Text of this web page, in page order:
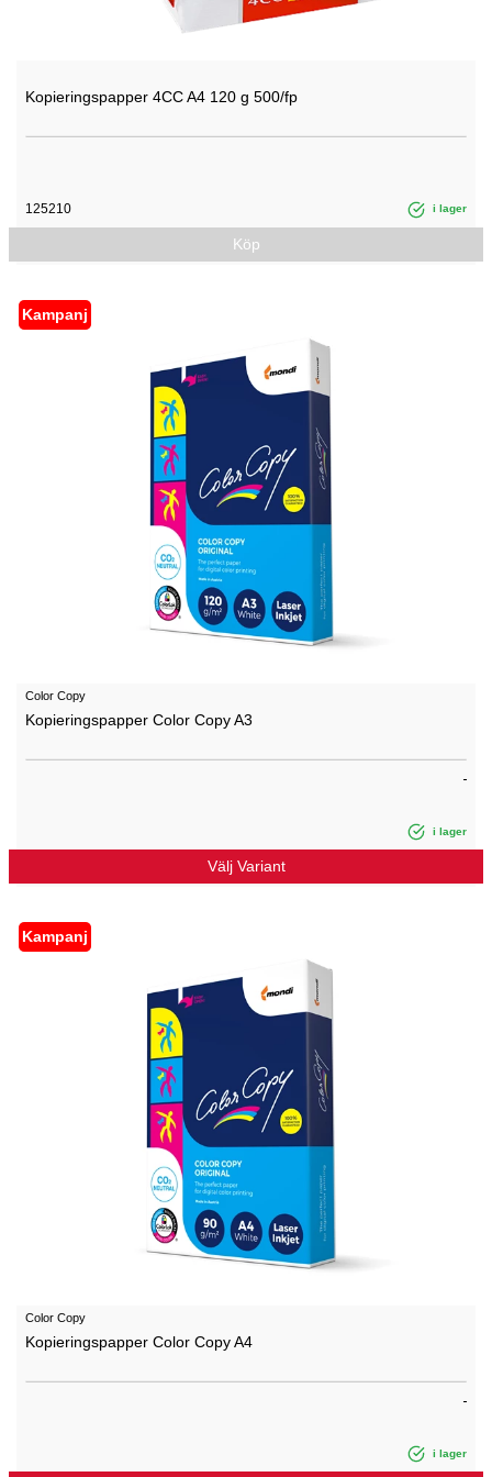
Kopieringspapper 4CC A4 120 g 500/fp
125210 i lager
Köp
Kampanj
Color Copy
Kopieringspapper Color Copy A3
i lager
Välj Variant
Kampanj
Color Copy
Kopieringspapper Color Copy A4
i lager